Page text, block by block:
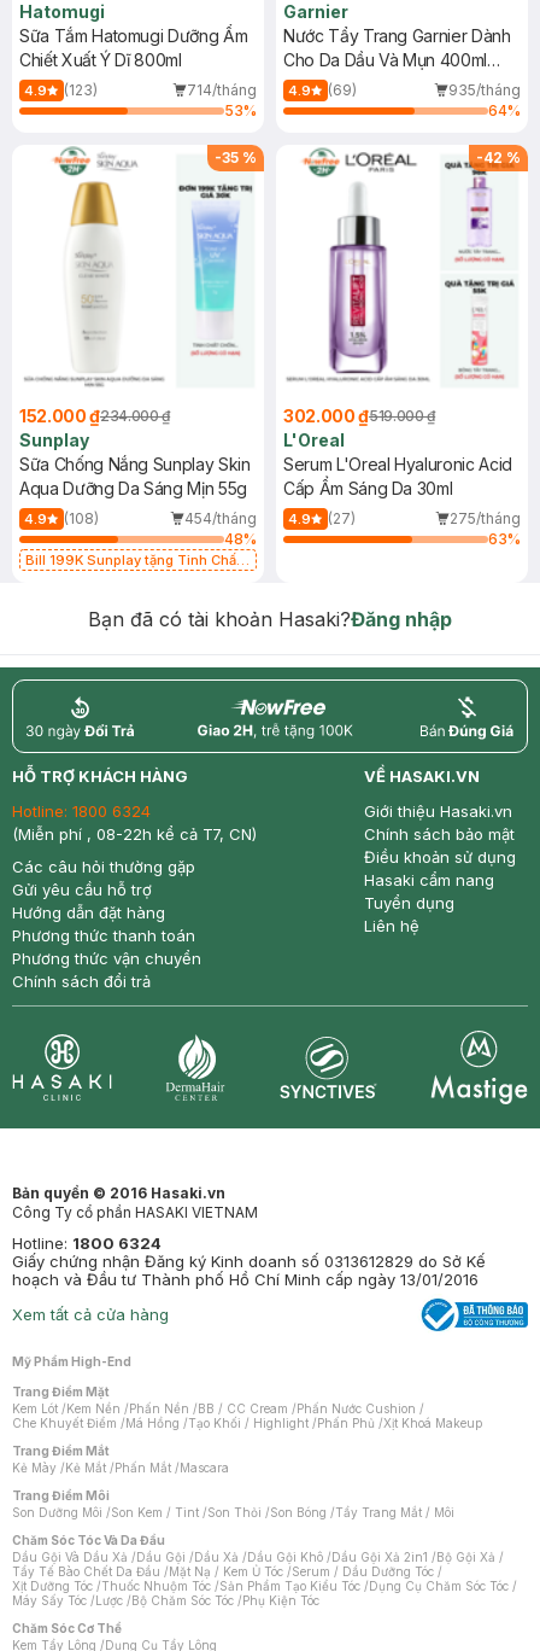
Hatomugi
Sữa Tắm Hatomugi Dưỡng Ẩm
Chiết Xuất Ý Dĩ 800ml
4.9 (123)
714/tháng
53%
Garnier
Nước Tẩy Trang Garnier Dành
Cho Da Dầu Và Mụn 400ml
(Mới)
4.9 (69)
935/tháng
64%
-35 %
152.000 ₫234.000 ₫
Sunplay
Sữa Chống Nắng Sunplay Skin
Aqua Dưỡng Da Sáng Mịn 55g
4.9 (108)
454/tháng
48%
Bill 199K Sunplay tặng Tinh Chất
-42 %
302.000 ₫519.000 ₫
L'Oreal
Serum L'Oreal Hyaluronic Acid
Cấp Ẩm Sáng Da 30ml
4.9 (27)
275/tháng
63%
Bạn đã có tài khoản Hasaki?Đăng nhập
return nowfree price
HỖ TRỢ KHÁCH HÀNG
Hotline: 1800 6324
(Miễn phí , 08-22h kể cả T7, CN)
Các câu hỏi thường gặp
Gửi yêu cầu hỗ trợ
Hướng dẫn đặt hàng
Phương thức thanh toán
Phương thức vận chuyển
Chính sách đổi trả
VỀ HASAKI.VN
Giới thiệu Hasaki.vn
Chính sách bảo mật
Điều khoản sử dụng
Hasaki cẩm nang
Tuyển dụng
Liên hệ
Bản quyền © 2016 Hasaki.vn
Công Ty cổ phần HASAKI VIETNAM
Hotline: 1800 6324
Giấy chứng nhận Đăng ký Kinh doanh số 0313612829 do Sở Kế
hoạch và Đầu tư Thành phố Hồ Chí Minh cấp ngày 13/01/2016
Xem tất cả cửa hàng
Mỹ Phẩm High-End
Trang Điểm Mặt
Kem Lót /Kem Nền /Phấn Nền /BB / CC Cream /Phấn Nước Cushion /
Che Khuyết Điểm /Má Hồng /Tạo Khối / Highlight /Phấn Phủ /Xịt Khoá Makeup
Trang Điểm Mắt
Kẻ Mày /Kẻ Mắt /Phấn Mắt /Mascara
Trang Điểm Môi
Son Dưỡng Môi /Son Kem / Tint /Son Thỏi /Son Bóng /Tẩy Trang Mắt / Môi
Chăm Sóc Tóc Và Da Đầu
Dầu Gội Và Dầu Xả /Dầu Gội /Dầu Xả /Dầu Gội Khô /Dầu Gội Xả 2in1 /Bộ Gội Xả /
Tẩy Tế Bào Chết Da Đầu /Mặt Nạ / Kem Ủ Tóc /Serum / Dầu Dưỡng Tóc /
Xịt Dưỡng Tóc /Thuốc Nhuộm Tóc /Sản Phẩm Tạo Kiểu Tóc /Dụng Cụ Chăm Sóc Tóc /
Máy Sấy Tóc /Lược /Bộ Chăm Sóc Tóc /Phụ Kiện Tóc
Chăm Sóc Cơ Thể
Kem Tẩy Lông /Dụng Cụ Tẩy Lông